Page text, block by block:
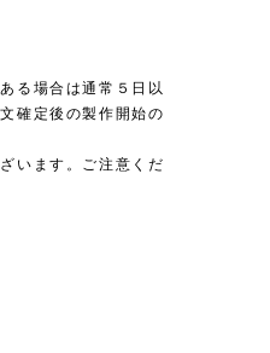
る場合は通常５日以
確定後の製作開始の
います。ご注意くだ